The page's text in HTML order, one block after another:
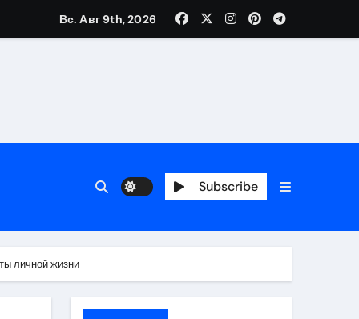
Вс. Авг 9th, 2026
Subscribe
личной жизни